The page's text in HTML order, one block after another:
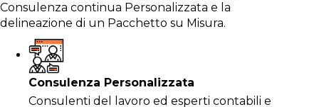
Consulenza continua Personalizzata e la
delineazione di un Pacchetto su Misura.
Consulenza Personalizzata
Consulenti del lavoro ed esperti contabili e